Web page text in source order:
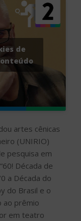
de
artes cênicas
(UNIRIO)
pesquisa em
Década de
a Década do
do Brasil e o
ao prêmio
em teatro